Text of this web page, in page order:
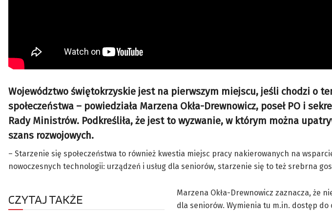
Województwo świętokrzyskie jest na pierwszym miejscu, jeśli chodzi o
społeczeństwa – powiedziała Marzena Okła-Drewnowicz, poseł PO i
Rady Ministrów. Podkreśliła, że jest to wyzwanie, w którym można
szans rozwojowych.
– Starzenie się społeczeństwa to również kwestia miejsc pracy nakierowanych na
nowoczesnych technologii: urządzeń i usług dla seniorów, starzenie się to też srebrna
CZYTAJ TAKŻE
Marzena Okła-Drewnowicz zaznacza, że
dla seniorów. Wymienia tu m.in. dostęp